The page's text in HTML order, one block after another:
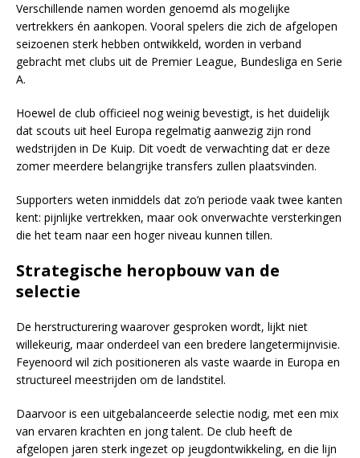
Verschillende namen worden genoemd als mogelijke
vertrekkers én aankopen. Vooral spelers die zich de afgelopen
seizoenen sterk hebben ontwikkeld, worden in verband
gebracht met clubs uit de Premier League, Bundesliga en Serie
A.
Hoewel de club officieel nog weinig bevestigt, is het duidelijk
dat scouts uit heel Europa regelmatig aanwezig zijn rond
wedstrijden in De Kuip. Dit voedt de verwachting dat er deze
zomer meerdere belangrijke transfers zullen plaatsvinden.
Supporters weten inmiddels dat zo’n periode vaak twee kanten
kent: pijnlijke vertrekken, maar ook onverwachte versterkingen
die het team naar een hoger niveau kunnen tillen.
Strategische heropbouw van de
selectie
De herstructurering waarover gesproken wordt, lijkt niet
willekeurig, maar onderdeel van een bredere langetermijnvisie.
Feyenoord wil zich positioneren als vaste waarde in Europa en
structureel meestrijden om de landstitel.
Daarvoor is een uitgebalanceerde selectie nodig, met een mix
van ervaren krachten en jong talent. De club heeft de
afgelopen jaren sterk ingezet op jeugdontwikkeling, en die lijn